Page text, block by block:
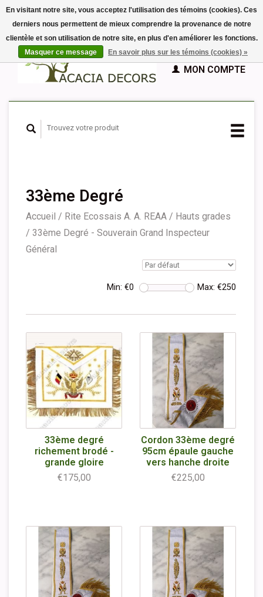
EUR
GBPFrançais
Nederlands
Español
PANIER (€0,00)
MON COMPTE
33ème Degré
Accueil / Rite Ecossais A. A. REAA / Hauts grades
/ 33ème Degré - Souverain Grand Inspecteur
Général
Min: €0 Max: €250
33ème degré
richement brodé -
grande gloire
€175,00
Cordon 33ème degré
95cm épaule gauche
vers hanche droite
€225,00
En visitant notre site, vous acceptez l'utilisation des témoins (cookies). Ces
derniers nous permettent de mieux comprendre la provenance de notre
clientèle et son utilisation de notre site, en plus d'en améliorer les fonctions.
Masquer ce message
En savoir plus sur les témoins (cookies) »